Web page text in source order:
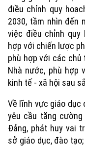
điều chỉnh quy
2030, tầm nhìn đến
việc điều chỉnh quy
hợp với chiến lược
phù hợp với các
Nhà nước, phù hợp
kinh tế - xã hội sau
Về lĩnh vực giáo dục
yêu cầu tăng
Đảng, phát huy vai
sở giáo dục, đào